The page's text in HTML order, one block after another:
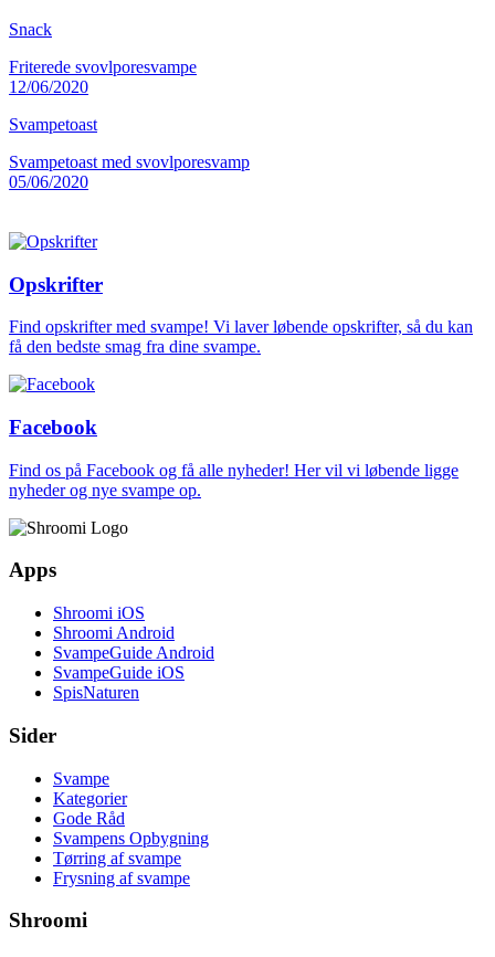
Snack
Friterede svovlporesvampe
12/06/2020
Svampetoast
Svampetoast med svovlporesvamp
05/06/2020
Opskrifter
Find opskrifter med svampe! Vi laver løbende opskrifter, så du kan
få den bedste smag fra dine svampe.
Facebook
Find os på Facebook og få alle nyheder! Her vil vi løbende ligge
nyheder og nye svampe op.
Apps
Shroomi iOS
Shroomi Android
SvampeGuide Android
SvampeGuide iOS
SpisNaturen
Sider
Svampe
Kategorier
Gode Råd
Svampens Opbygning
Tørring af svampe
Frysning af svampe
Shroomi